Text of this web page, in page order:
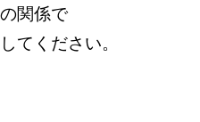
関係で
てください。